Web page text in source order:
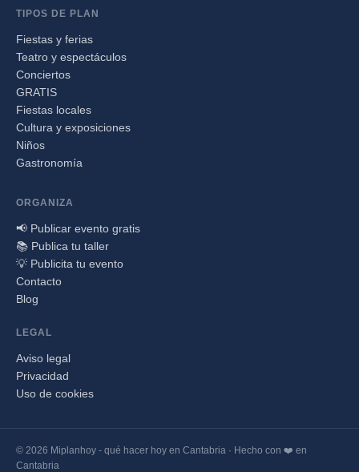
TIPOS DE PLAN
Fiestas y ferias
Teatro y espectáculos
Conciertos
GRATIS
Fiestas locales
Cultura y exposiciones
Niños
Gastronomía
ORGANIZA
📢 Publicar evento gratis
📚 Publica tu taller
💡 Publicita tu evento
Contacto
Blog
LEGAL
Aviso legal
Privacidad
Uso de cookies
© 2026 Miplanhoy - qué hacer hoy en Cantabria · Hecho con ❤️ en
Cantabria